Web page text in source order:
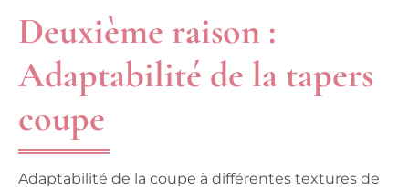
Deuxième raison :
Adaptabilité de la tapers
coupe
Adaptabilité de la coupe à différentes textures de